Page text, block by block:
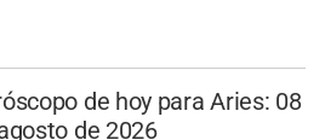
de hoy para Aries: 08
de 2026